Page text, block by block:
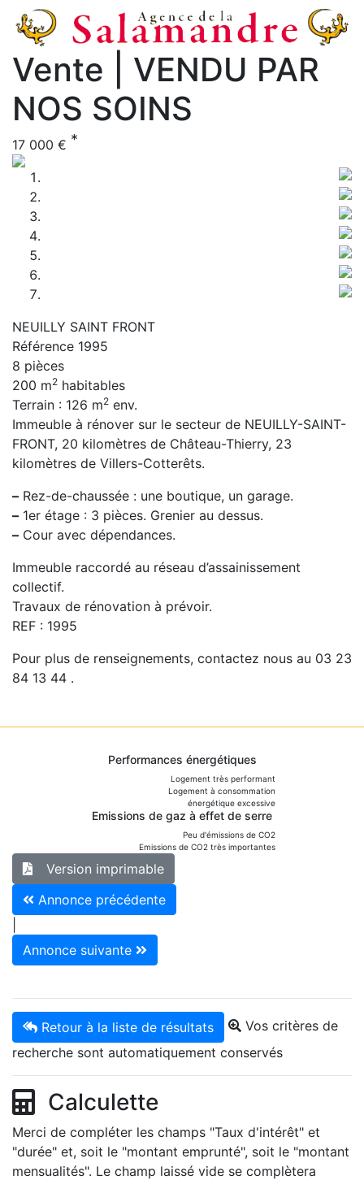
Vente | VENDU PAR
NOS SOINS
17 000 € *
Previous Next
NEUILLY SAINT FRONT
Référence 1995
8 pièces
200 m2 habitables
Terrain : 126 m2 env.
Immeuble à rénover sur le secteur de NEUILLY-SAINT-
FRONT, 20 kilomètres de Château-Thierry, 23
kilomètres de Villers-Cotterêts.
– Rez-de-chaussée : une boutique, un garage.
– 1er étage : 3 pièces. Grenier au dessus.
– Cour avec dépendances.
Immeuble raccordé au réseau d’assainissement
collectif.
Travaux de rénovation à prévoir.
REF : 1995
Pour plus de renseignements, contactez nous au 03 23
84 13 44 .
Performances énergétiques
Logement très performant
Logement à consommation
énergétique excessive
Emissions de gaz à effet de serre
Peu d'émissions de CO2
Emissions de CO2 très importantes
Version imprimable
Annonce précédente
Annonce suivante
Retour à la liste de résultats
Vos critères de
recherche sont automatiquement conservés
Calculette
Merci de compléter les champs "Taux d'intérêt" et
"durée" et, soit le "montant emprunté", soit le "montant
mensualités". Le champ laissé vide se complètera